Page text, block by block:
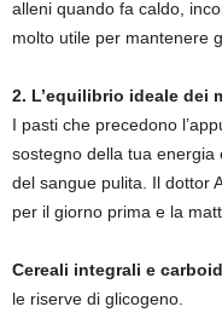
alleni quando fa caldo,
molto utile per mantenere
2. L’equilibrio ideale dei
I pasti che precedono
sostegno della tua
del sangue pulita. Il dottor
per il giorno prima e la
Cereali integrali e
le riserve di glicogeno.